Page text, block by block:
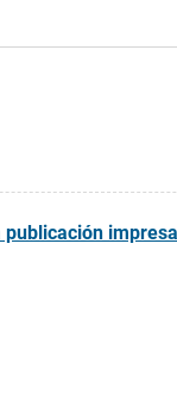
publicación impresa